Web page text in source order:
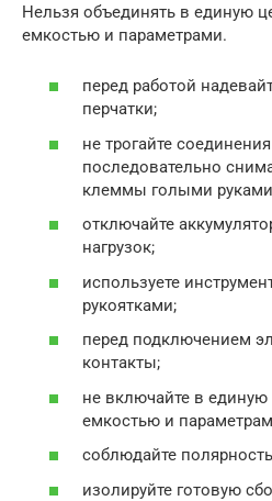
Нельзя объединять в единую
емкостью и параметрами.
перед работой
перчатки;
не трогайте
последовательно
клеммы голыми
отключайте
нагрузок;
используете
рукоятками;
перед подключением
контакты;
не включайте в
емкостью и
соблюдайте
изолируйте готовую